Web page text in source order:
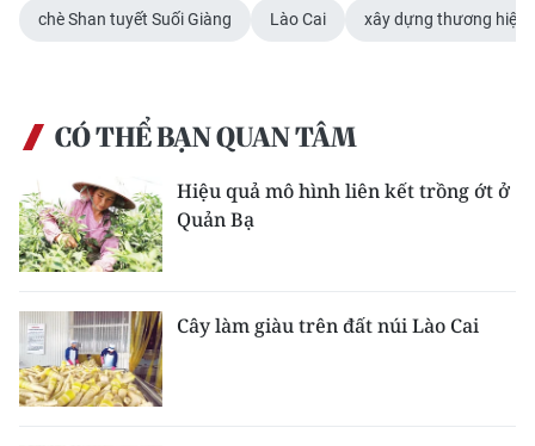
chè Shan tuyết Suối Giàng Lào Cai xây dựng thương hiệu
CÓ THỂ BẠN QUAN TÂM
Hiệu quả mô hình liên kết trồng ớt ở
Quản Bạ
Cây làm giàu trên đất núi Lào Cai